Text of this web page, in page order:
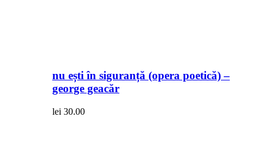
nu ești în siguranță (opera poetică) –
george geacăr
lei 30.00